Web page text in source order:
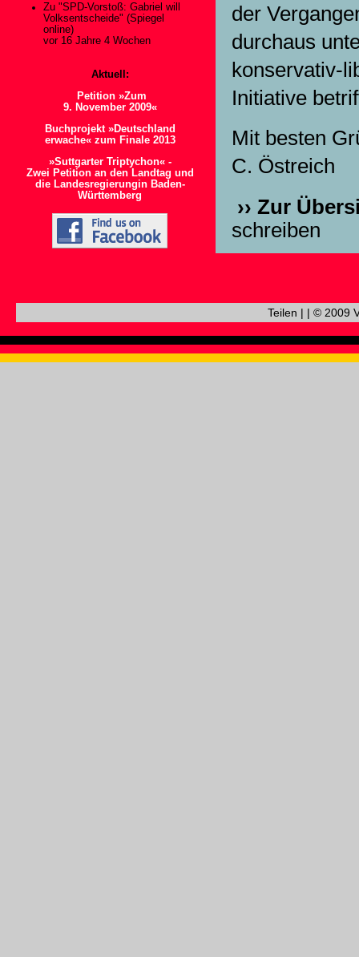
Zu "SPD-Vorstoß: Gabriel will
Volksentscheide" (Spiegel
online)
vor 16 Jahre 4 Wochen
Aktuell:
Petition »Zum
9. November 2009«
Buchprojekt »Deutschland
erwache« zum Finale 2013
»Suttgarter Triptychon« -
Zwei Petition an den Landtag und
die Landesregierungin Baden-
Württemberg
der
durchaus
konservativ-
Initiative
Mit besten
C. Östreich
›› Zur
schreiben
Teilen | | © 2009